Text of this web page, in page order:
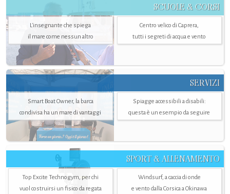
SCUOLE & CORSI
L'insegnante che spiega
il mare come nessun altro
Centro velico di Caprera,
tutti i segreti di acqua e vento
SERVIZI
Smart Boat Owner, la barca
condivisa ha un mare di vantaggi
Spiagge accessibili a disabili:
questa è un esempio da seguire
SPORT & ALLENAMENTO
Top Excite Technogym, per chi
vuol costruirsi un fisico da regata
Windsurf, a caccia di onde
e vento dalla Corsica a Okinawa